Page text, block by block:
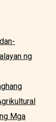
ng
Mga